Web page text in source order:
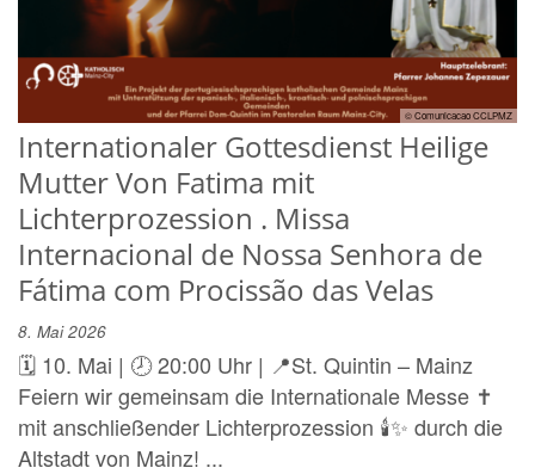
© Comunicacao CCLPMZ
Internationaler Gottesdienst Heilige
Mutter Von Fatima mit
Lichterprozession . Missa
Internacional de Nossa Senhora de
Fátima com Procissão das Velas
8. Mai 2026
🗓️ 10. Mai | 🕗 20:00 Uhr | 📍St. Quintin – Mainz
Feiern wir gemeinsam die Internationale Messe ✝️
mit anschließender Lichterprozession 🕯️✨ durch die
Altstadt von Mainz! ...